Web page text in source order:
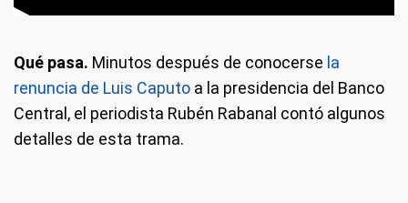
Qué pasa. Minutos después de conocerse la
renuncia de Luis Caputo a la presidencia del Banco
Central, el periodista Rubén Rabanal contó algunos
detalles de esta trama.